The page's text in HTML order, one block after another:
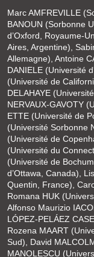
Marc AMFREVILLE
BANOUN (Sorbonne
d’Oxford, Royaume-
Aires, Argentine),
Allemagne), Antoine
DANIELE (Université
(Université de
DELAHAYE
NERVAUX-GAVOTY
ETTE (Université de
(Université Sorbonne
(Université de
(Université du
(Université de
d’Ottawa, Canada),
Quentin, France),
Romana HUK
Alfonso Maurizio
LÓPEZ-PELÁEZ
Rozena MAART
Sud), David
MANOLESCU